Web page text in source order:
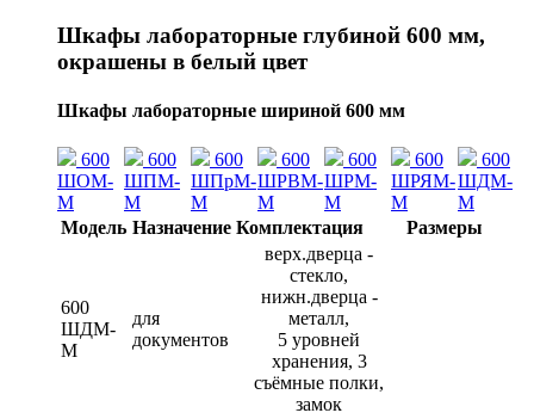
Шкафы лабораторные глубиной 600 мм,
окрашены в белый цвет
Шкафы лабораторные шириной 600 мм
600
ШОМ-
М
600
ШПМ-
М
600
ШПрМ-
М
600
ШРВМ-
М
600
ШРМ-
М
600
ШРЯМ-
М
600
ШДМ-
М
Модель Назначение Комплектация Размеры
600
ШДМ-
М
для
документов
верх.дверца -
стекло,
нижн.дверца -
металл,
5 уровней
хранения, 3
съёмные полки,
замок